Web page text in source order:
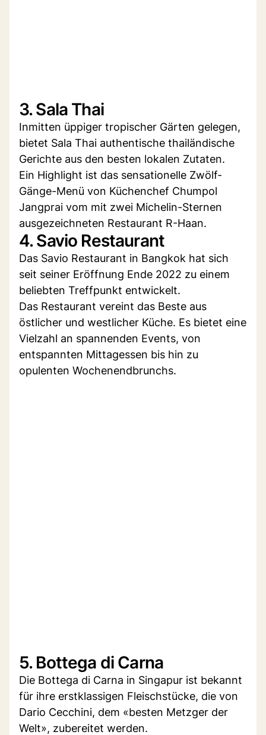
3. Sala Thai
Inmitten üppiger tropischer Gärten gelegen,
bietet Sala Thai authentische thailändische
Gerichte aus den besten lokalen Zutaten.
Ein Highlight ist das sensationelle Zwölf-
Gänge-Menü von Küchenchef Chumpol
Jangprai vom mit zwei Michelin-Sternen
ausgezeichneten Restaurant R-Haan.
4. Savio Restaurant
Das Savio Restaurant in Bangkok hat sich
seit seiner Eröffnung Ende 2022 zu einem
beliebten Treffpunkt entwickelt.
Das Restaurant vereint das Beste aus
östlicher und westlicher Küche. Es bietet eine
Vielzahl an spannenden Events, von
entspannten Mittagessen bis hin zu
opulenten Wochenendbrunchs.
5. Bottega di Carna
Die Bottega di Carna in Singapur ist bekannt
für ihre erstklassigen Fleischstücke, die von
Dario Cecchini, dem «besten Metzger der
Welt», zubereitet werden.